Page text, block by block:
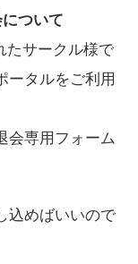
ついて
たサークル様で
ータルをご利用
会専用フォーム
込めばいいので